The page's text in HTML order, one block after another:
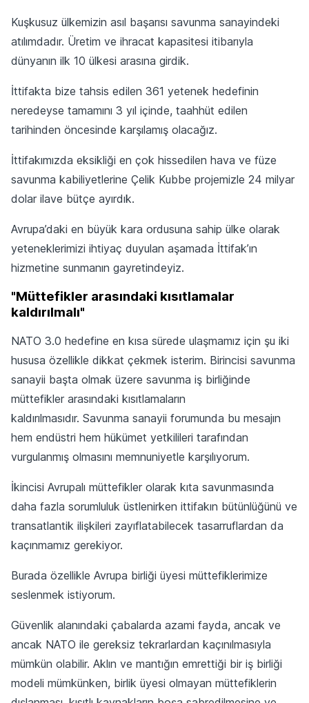
Kuşkusuz ülkemizin asıl başarısı savunma sanayindeki
atılımdadır. Üretim ve ihracat kapasitesi itibarıyla
dünyanın ilk 10 ülkesi arasına girdik.
İttifakta bize tahsis edilen 361 yetenek hedefinin
neredeyse tamamını 3 yıl içinde, taahhüt edilen
tarihinden öncesinde karşılamış olacağız.
İttifakımızda eksikliği en çok hissedilen hava ve füze
savunma kabiliyetlerine Çelik Kubbe projemizle 24 milyar
dolar ilave bütçe ayırdık.
Avrupa’daki en büyük kara ordusuna sahip ülke olarak
yeteneklerimizi ihtiyaç duyulan aşamada İttifak’ın
hizmetine sunmanın gayretindeyiz.
"Müttefikler arasındaki kısıtlamalar
kaldırılmalı"
NATO 3.0 hedefine en kısa sürede ulaşmamız için şu iki
hususa özellikle dikkat çekmek isterim. Birincisi savunma
sanayii başta olmak üzere savunma iş birliğinde
müttefikler arasındaki kısıtlamaların
kaldırılmasıdır. Savunma sanayii forumunda bu mesajın
hem endüstri hem hükümet yetkilileri tarafından
vurgulanmış olmasını memnuniyetle karşılıyorum.
İkincisi Avrupalı müttefikler olarak kıta savunmasında
daha fazla sorumluluk üstlenirken ittifakın bütünlüğünü ve
transatlantik ilişkileri zayıflatabilecek tasarruflardan da
kaçınmamız gerekiyor.
Burada özellikle Avrupa birliği üyesi müttefiklerimize
seslenmek istiyorum.
Güvenlik alanındaki çabalarda azami fayda, ancak ve
ancak NATO ile gereksiz tekrarlardan kaçınılmasıyla
mümkün olabilir. Aklın ve mantığın emrettiği bir iş birliği
modeli mümkünken, birlik üyesi olmayan müttefiklerin